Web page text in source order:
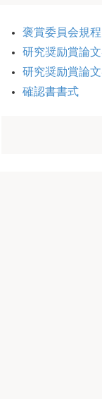
褒賞委員会規程
研究奨励賞論
研究奨励賞論
確認書書式